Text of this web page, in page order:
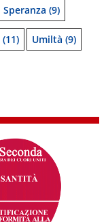
Speranza (9)
(11) Umiltà (9)